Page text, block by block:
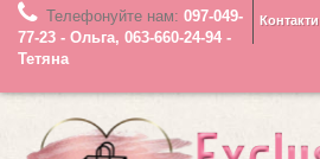
Контакти
Телефонуйте нам: 097-049-
77-23 - Ольга, 063-660-24-94 -
Тетяна